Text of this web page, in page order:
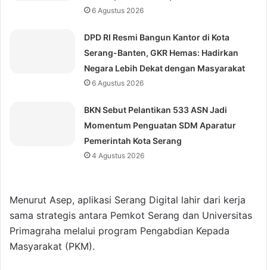
6 Agustus 2026
DPD RI Resmi Bangun Kantor di Kota
Serang-Banten, GKR Hemas: Hadirkan
Negara Lebih Dekat dengan Masyarakat
6 Agustus 2026
BKN Sebut Pelantikan 533 ASN Jadi
Momentum Penguatan SDM Aparatur
Pemerintah Kota Serang
4 Agustus 2026
Menurut Asep, aplikasi Serang Digital lahir dari kerja
sama strategis antara Pemkot Serang dan Universitas
Primagraha melalui program Pengabdian Kepada
Masyarakat (PKM).